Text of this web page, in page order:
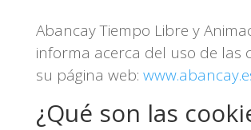
Abancay Tiempo Libre y
informa acerca del uso de las
su página web:
¿Qué son las